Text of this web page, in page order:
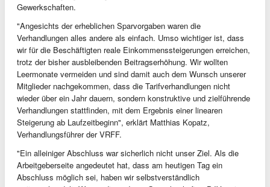
Gewerkschaften.
"Angesichts der erheblichen Sparvorgaben waren die
Verhandlungen alles andere als einfach. Umso wichtiger ist, dass
wir für die Beschäftigten reale Einkommenssteigerungen erreichen,
trotz der bisher ausbleibenden Beitragserhöhung. Wir wollten
Leermonate vermeiden und sind damit auch dem Wunsch unserer
Mitglieder nachgekommen, dass die Tarifverhandlungen nicht
wieder über ein Jahr dauern, sondern konstruktive und zielführende
Verhandlungen stattfinden, mit dem Ergebnis einer linearen
Steigerung ab Laufzeitbeginn", erklärt Matthias Kopatz,
Verhandlungsführer der VRFF.
"Ein alleiniger Abschluss war sicherlich nicht unser Ziel. Als die
Arbeitgeberseite angedeutet hat, dass am heutigen Tag ein
Abschluss möglich sei, haben wir selbstverständlich